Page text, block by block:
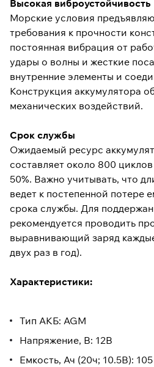
Высокая виброустойчивость
Морские условия
требования к прочности
постоянная вибрация от
удары о волны и жесткие
внутренние элементы и
Конструкция аккумулятора
механических воздействий.
Срок службы
Ожидаемый ресурс
составляет около 800
50%. Важно учитывать, что
ведет к постепенной потере
срока службы. Для
рекомендуется проводить
выравнивающий заряд
двух раз в год).
Характеристики:
Тип АКБ: AGM
Напряжение, В: 12В
Емкость, Ач (20ч; 10.5В):